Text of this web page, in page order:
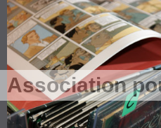
Association